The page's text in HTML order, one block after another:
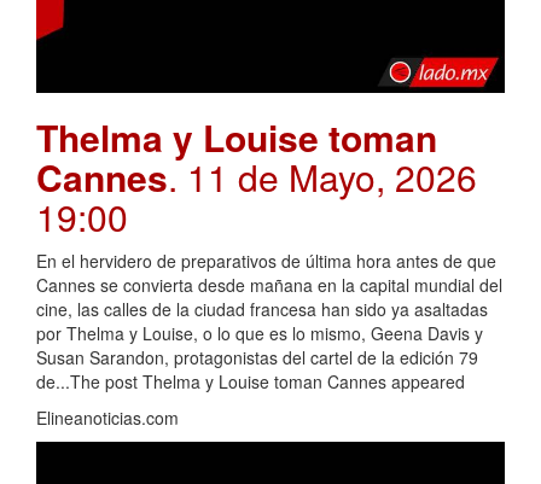
Thelma y Louise toman
Cannes. 11 de Mayo, 2026
19:00
En el hervidero de preparativos de última hora antes de que
Cannes se convierta desde mañana en la capital mundial del
cine, las calles de la ciudad francesa han sido ya asaltadas
por Thelma y Louise, o lo que es lo mismo, Geena Davis y
Susan Sarandon, protagonistas del cartel de la edición 79
de...The post Thelma y Louise toman Cannes appeared
Elineanoticias.com